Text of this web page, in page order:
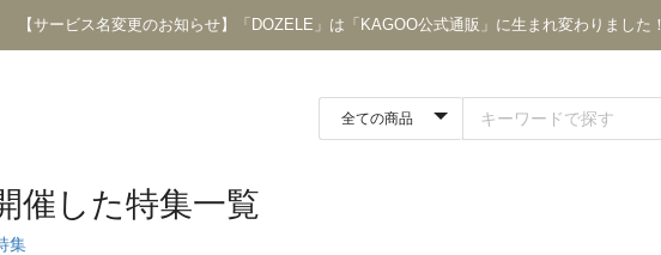
【サービス名変更のお知らせ】「DOZELE」は「KAGOO公式通販」に生まれ変わりました！
催した特集一覧
集